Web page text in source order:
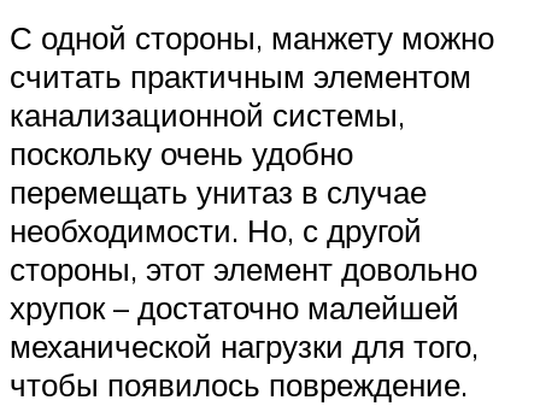
С одной стороны, манжету можно
считать практичным элементом
канализационной системы,
поскольку очень удобно
перемещать унитаз в случае
необходимости. Но, с другой
стороны, этот элемент довольно
хрупок – достаточно малейшей
механической нагрузки для того,
чтобы появилось повреждение.